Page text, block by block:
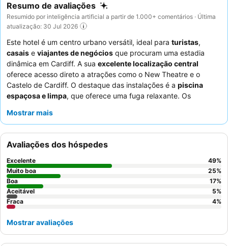
Resumo de avaliações
Resumido por inteligência artificial a partir de 1.000+ comentários · Última
atualização: 30 Jul 2026
Este hotel é um centro urbano versátil, ideal para turistas,
casais e viajantes de negócios que procuram uma estadia
dinâmica em Cardiff. A sua excelente localização central
oferece acesso direto a atrações como o New Theatre e o
Castelo de Cardiff. O destaque das instalações é a piscina
espaçosa e limpa, que oferece uma fuga relaxante. Os
simpáticos e profissionais
deliciosas refeições no restaurante Laguna. Para uma
experiência mais tranquila, os hóspedes devem solicitar um
quarto virado para a parte de trás do hotel.
Mostrar mais
Avaliações dos hóspedes
Excelente 49%
Muito boa
25%
Boa
17%
Aceitável
5%
Fraca
4%
Mostrar avaliações